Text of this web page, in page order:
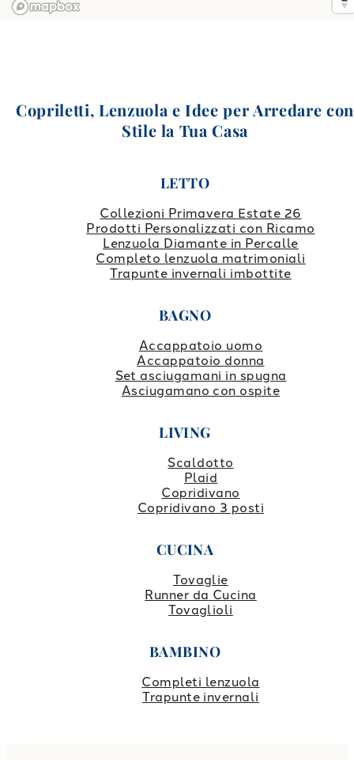
Copriletti, Lenzuola e Idee per Arredare con
Stile la Tua Casa
LETTO
Collezioni Primavera Estate 26
Prodotti Personalizzati con Ricamo
Lenzuola Diamante in Percalle
Completo lenzuola matrimoniali
Trapunte invernali imbottite
BAGNO
Accappatoio uomo
Accappatoio donna
Set asciugamani in spugna
Asciugamano con ospite
LIVING
Scaldotto
Plaid
Copridivano
Copridivano 3 posti
CUCINA
Tovaglie
Runner da Cucina
Tovaglioli
BAMBINO
Completi lenzuola
Trapunte invernali